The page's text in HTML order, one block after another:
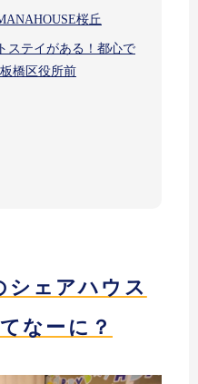
桜丘
ステイがある！都心で
橋区役所前
シェアハウス
なーに？